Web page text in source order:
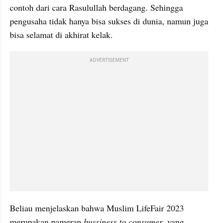
contoh dari cara Rasulullah berdagang. Sehingga
pengusaha tidak hanya bisa sukses di dunia, namun juga
bisa selamat di akhirat kelak.
ADVERTISEMENT
Beliau menjelaskan bahwa Muslim LifeFair 2023